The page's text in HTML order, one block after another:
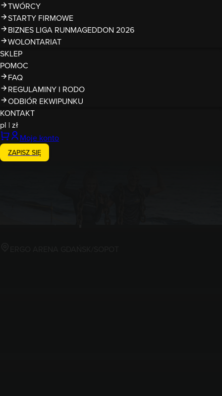
TWÓRCY
STARTY FIRMOWE
BIZNES LIGA RUNMAGEDDON 2026
WOLONTARIAT
SKLEP
POMOC
FAQ
REGULAMINY I RODO
ODBIÓR EKWIPUNKU
KONTAKT
pl |zł
Moje konto
ZAPISZ SIĘ